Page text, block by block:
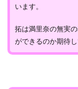
います。
拓は満里奈の無実
ができるのか期待し